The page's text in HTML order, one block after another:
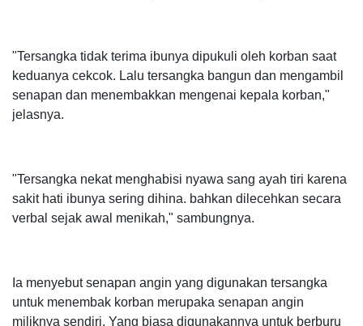
"Tersangka tidak terima ibunya dipukuli oleh korban saat
keduanya cekcok. Lalu tersangka bangun dan mengambil
senapan dan menembakkan mengenai kepala korban,"
jelasnya.
"Tersangka nekat menghabisi nyawa sang ayah tiri karena
sakit hati ibunya sering dihina. bahkan dilecehkan secara
verbal sejak awal menikah," sambungnya.
Ia menyebut senapan angin yang digunakan tersangka
untuk menembak korban merupaka senapan angin
miliknya sendiri. Yang biasa digunakannya untuk berburu